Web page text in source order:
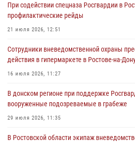
21 июля 2026, 12:51
В Ростовской области экипаж
17 июля 2026, 07:24
Сотрудники вневедомственной охраны
16 июля 2026, 11:27
Конкурс профессионального мастерства
При содействии спецназа Росгвардии в
профилактические рейды
21 июля 2026, 12:51
Сотрудники вневедомственной охраны
действия в гипермаркете в Ростове-на-
16 июля 2026, 11:27
В донском регионе при поддержке
вооруженные подозреваемые в грабеже
29 июля 2026, 11:35
В Ростовской области экипаж